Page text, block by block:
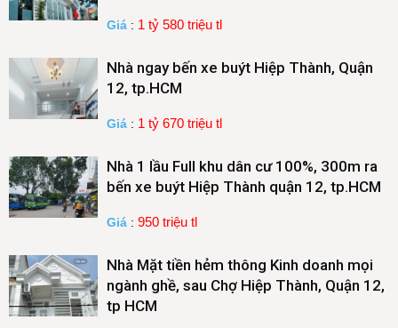
Giá : 1 tỷ 580 triệu tl
Nhà ngay bến xe buýt Hiệp Thành, Quận
12, tp.HCM
Giá : 1 tỷ 670 triệu tl
Nhà 1 lầu Full khu dân cư 100%, 300m ra
bến xe buýt Hiệp Thành quận 12, tp.HCM
Giá : 950 triệu tl
Nhà Mặt tiền hẻm thông Kinh doanh mọi
ngành ghề, sau Chợ Hiệp Thành, Quận 12,
tp HCM